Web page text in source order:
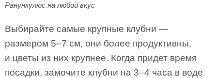
Ранункулюс на любой вкус
Выбирайте самые крупные клубни —
размером 5–7 см, они более продуктивны,
и цветы из них крупнее. Когда придет время
посадки, замочите клубни на 3–4 часа в воде